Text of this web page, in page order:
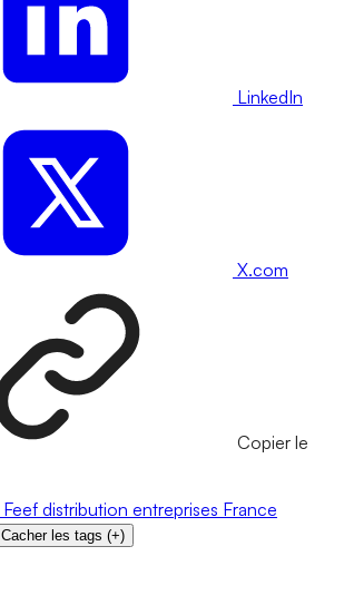
LinkedIn
X.com
Copier le
Feef distribution entreprises France
Cacher les tags (+)